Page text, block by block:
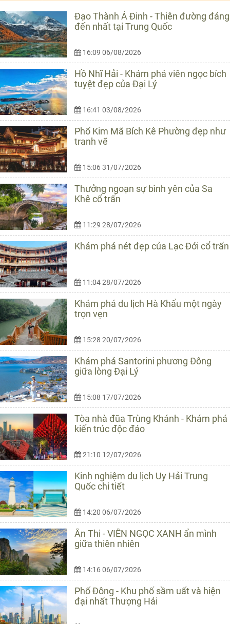
Đạo Thành Á Đinh - Thiên đường đáng
đến nhất tại Trung Quốc
16:09 06/08/2026
Hồ Nhĩ Hải - Khám phá viên ngọc bích
tuyệt đẹp của Đại Lý
16:41 03/08/2026
Phố Kim Mã Bích Kê Phường đẹp như
tranh vẽ
15:06 31/07/2026
Thưởng ngoạn sự bình yên của Sa
Khê cổ trấn
11:29 28/07/2026
Khám phá nét đẹp của Lạc Đới cổ trấn
11:04 28/07/2026
Khám phá du lịch Hà Khẩu một ngày
trọn vẹn
15:28 20/07/2026
Khám phá Santorini phương Đông
giữa lòng Đại Lý
15:08 17/07/2026
Tòa nhà đũa Trùng Khánh - Khám phá
kiến trúc độc đáo
21:10 12/07/2026
Kinh nghiệm du lịch Uy Hải Trung
Quốc chi tiết
14:20 06/07/2026
Ân Thi - VIÊN NGỌC XANH ẩn mình
giữa thiên nhiên
14:16 06/07/2026
Phố Đông - Khu phố sầm uất và hiện
đại nhất Thượng Hải